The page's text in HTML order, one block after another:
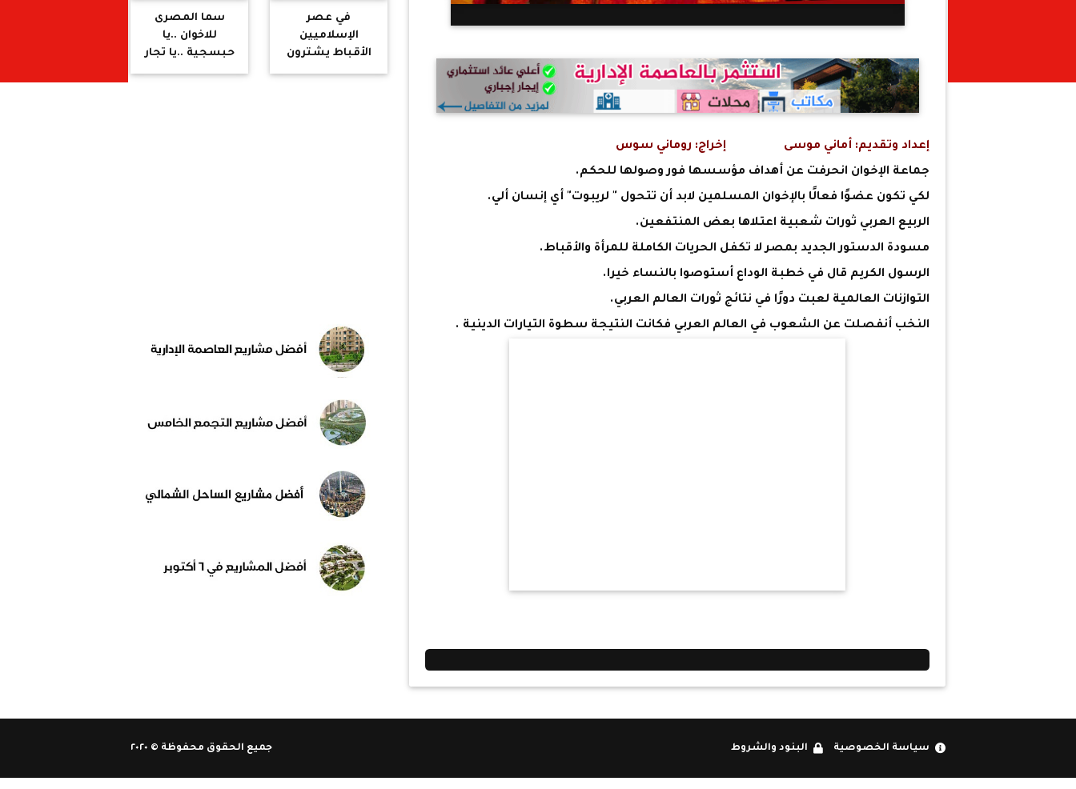
إعداد وتقديم: أماني موسى
إخراج: روماني سوس
جماعة الإخوان انحرفت عن أهداف مؤسسها فور وصولها للحكم.
لكي تكون عضوًا فعالًا بالإخوان المسلمين لابد أن تتحول " لريبوت" أي إنسان ألي.
الربيع العربي ثورات شعبية اعتلاها بعض المنتفعين.
مسودة الدستور الجديد بمصر لا تكفل الحريات الكاملة للمرأة والأقباط.
الرسول الكريم قال في خطبة الوداع أستوصوا بالنساء خيرا.
التوازنات العالمية لعبت دورًا في نتائج ثورات العالم العربي.
النخب أنفصلت عن الشعوب في العالم العربي فكانت النتيجة سطوة التيارات الدينية .
في عصر
الإسلاميين
الأقباط يشترون
سما المصرى
للاخوان ..يا
حبسجية ..يا تجار
سياسة الخصوصية البنود والشروط جميع الحقوق محفوظة © ٢٠٢٠